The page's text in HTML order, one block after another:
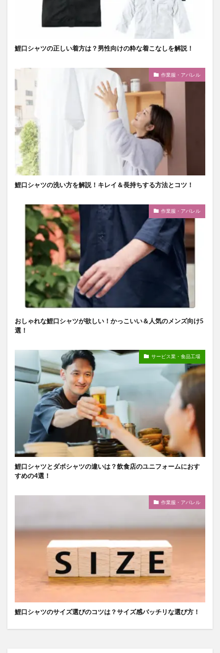
鯉口シャツの正しい着方は？男性向けの粋な着こなしを解説！
作業服・アパレル
鯉口シャツの洗い方を解説！キレイ＆長持ちする方法とコツ！
作業服・アパレル
おしゃれな鯉口シャツが欲しい！かっこいい＆人気のメンズ向け5
選！
サービス業・食品工場
鯉口シャツとダボシャツの違いは？飲食店のユニフォームにおす
すめの4選！
作業服・アパレル
鯉口シャツのサイズ選びのコツは？サイズ感バッチリな選び方！